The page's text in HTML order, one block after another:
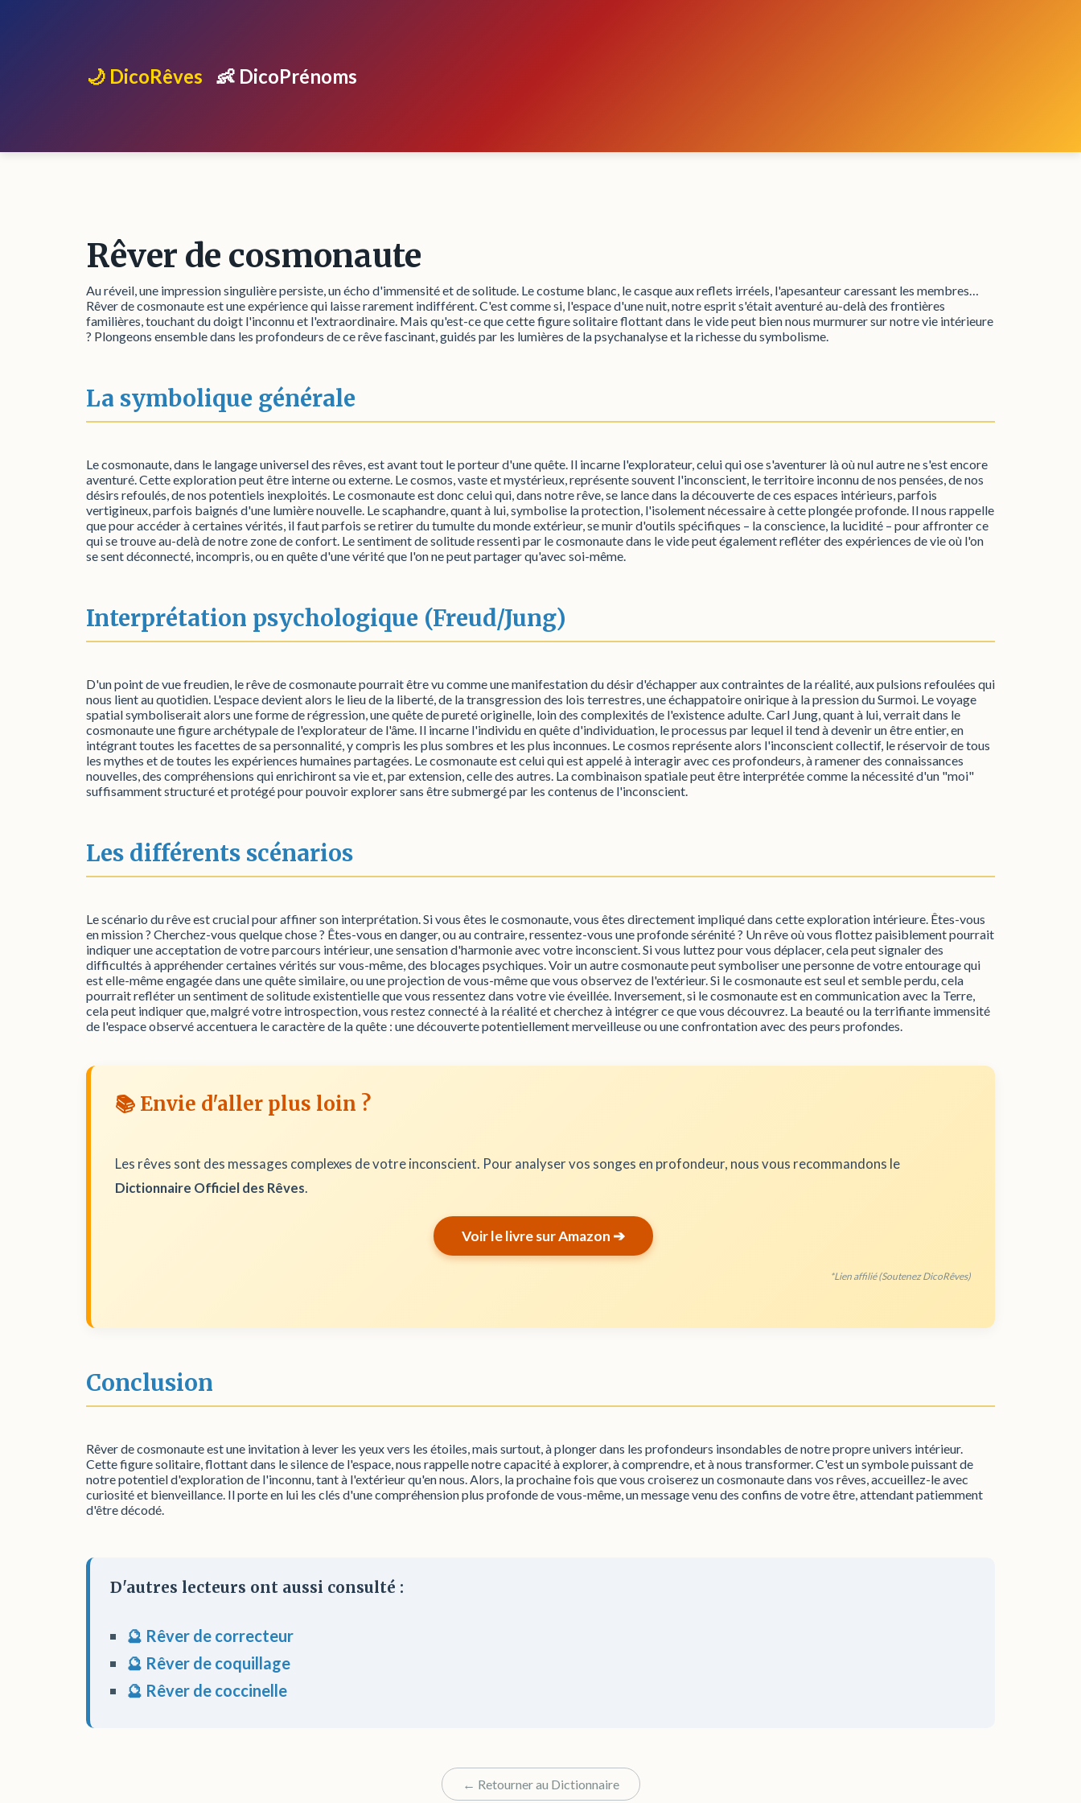
🌙 DicoRêves 👶 DicoPrénoms
Rêver de cosmonaute
Au réveil, une impression singulière persiste, un écho d'immensité et de solitude. Le costume blanc, le casque aux reflets irréels, l'apesanteur caressant les membres…
Rêver de cosmonaute est une expérience qui laisse rarement indifférent. C'est comme si, l'espace d'une nuit, notre esprit s'était aventuré au-delà des frontières
familières, touchant du doigt l'inconnu et l'extraordinaire. Mais qu'est-ce que cette figure solitaire flottant dans le vide peut bien nous murmurer sur notre vie intérieure
? Plongeons ensemble dans les profondeurs de ce rêve fascinant, guidés par les lumières de la psychanalyse et la richesse du symbolisme.
La symbolique générale
Le cosmonaute, dans le langage universel des rêves, est avant tout le porteur d'une quête. Il incarne l'explorateur, celui qui ose s'aventurer là où nul autre ne s'est encore
aventuré. Cette exploration peut être interne ou externe. Le cosmos, vaste et mystérieux, représente souvent l'inconscient, le territoire inconnu de nos pensées, de nos
désirs refoulés, de nos potentiels inexploités. Le cosmonaute est donc celui qui, dans notre rêve, se lance dans la découverte de ces espaces intérieurs, parfois
vertigineux, parfois baignés d'une lumière nouvelle. Le scaphandre, quant à lui, symbolise la protection, l'isolement nécessaire à cette plongée profonde. Il nous rappelle
que pour accéder à certaines vérités, il faut parfois se retirer du tumulte du monde extérieur, se munir d'outils spécifiques – la conscience, la lucidité – pour affronter ce
qui se trouve au-delà de notre zone de confort. Le sentiment de solitude ressenti par le cosmonaute dans le vide peut également refléter des expériences de vie où l'on
se sent déconnecté, incompris, ou en quête d'une vérité que l'on ne peut partager qu'avec soi-même.
Interprétation psychologique (Freud/Jung)
D'un point de vue freudien, le rêve de cosmonaute pourrait être vu comme une manifestation du désir d'échapper aux contraintes de la réalité, aux pulsions refoulées qui
nous lient au quotidien. L'espace devient alors le lieu de la liberté, de la transgression des lois terrestres, une échappatoire onirique à la pression du Surmoi. Le voyage
spatial symboliserait alors une forme de régression, une quête de pureté originelle, loin des complexités de l'existence adulte. Carl Jung, quant à lui, verrait dans le
cosmonaute une figure archétypale de l'explorateur de l'âme. Il incarne l'individu en quête d'individuation, le processus par lequel il tend à devenir un être entier, en
intégrant toutes les facettes de sa personnalité, y compris les plus sombres et les plus inconnues. Le cosmos représente alors l'inconscient collectif, le réservoir de tous
les mythes et de toutes les expériences humaines partagées. Le cosmonaute est celui qui est appelé à interagir avec ces profondeurs, à ramener des connaissances
nouvelles, des compréhensions qui enrichiront sa vie et, par extension, celle des autres. La combinaison spatiale peut être interprétée comme la nécessité d'un "moi"
suffisamment structuré et protégé pour pouvoir explorer sans être submergé par les contenus de l'inconscient.
Les différents scénarios
Le scénario du rêve est crucial pour affiner son interprétation. Si vous êtes le cosmonaute, vous êtes directement impliqué dans cette exploration intérieure. Êtes-vous
en mission ? Cherchez-vous quelque chose ? Êtes-vous en danger, ou au contraire, ressentez-vous une profonde sérénité ? Un rêve où vous flottez paisiblement pourrait
indiquer une acceptation de votre parcours intérieur, une sensation d'harmonie avec votre inconscient. Si vous luttez pour vous déplacer, cela peut signaler des
difficultés à appréhender certaines vérités sur vous-même, des blocages psychiques. Voir un autre cosmonaute peut symboliser une personne de votre entourage qui
est elle-même engagée dans une quête similaire, ou une projection de vous-même que vous observez de l'extérieur. Si le cosmonaute est seul et semble perdu, cela
pourrait refléter un sentiment de solitude existentielle que vous ressentez dans votre vie éveillée. Inversement, si le cosmonaute est en communication avec la Terre,
cela peut indiquer que, malgré votre introspection, vous restez connecté à la réalité et cherchez à intégrer ce que vous découvrez. La beauté ou la terrifiante immensité
de l'espace observé accentuera le caractère de la quête : une découverte potentiellement merveilleuse ou une confrontation avec des peurs profondes.
📚 Envie d'aller plus loin ?
Les rêves sont des messages complexes de votre inconscient. Pour analyser vos songes en profondeur, nous vous recommandons le
Dictionnaire Officiel des Rêves.
Voir le livre sur Amazon ➔
*Lien affilié (Soutenez DicoRêves)
Conclusion
Rêver de cosmonaute est une invitation à lever les yeux vers les étoiles, mais surtout, à plonger dans les profondeurs insondables de notre propre univers intérieur.
Cette figure solitaire, flottant dans le silence de l'espace, nous rappelle notre capacité à explorer, à comprendre, et à nous transformer. C'est un symbole puissant de
notre potentiel d'exploration de l'inconnu, tant à l'extérieur qu'en nous. Alors, la prochaine fois que vous croiserez un cosmonaute dans vos rêves, accueillez-le avec
curiosité et bienveillance. Il porte en lui les clés d'une compréhension plus profonde de vous-même, un message venu des confins de votre être, attendant patiemment
d'être décodé.
D'autres lecteurs ont aussi consulté :
🔮 Rêver de correcteur
🔮 Rêver de coquillage
🔮 Rêver de coccinelle
← Retourner au Dictionnaire